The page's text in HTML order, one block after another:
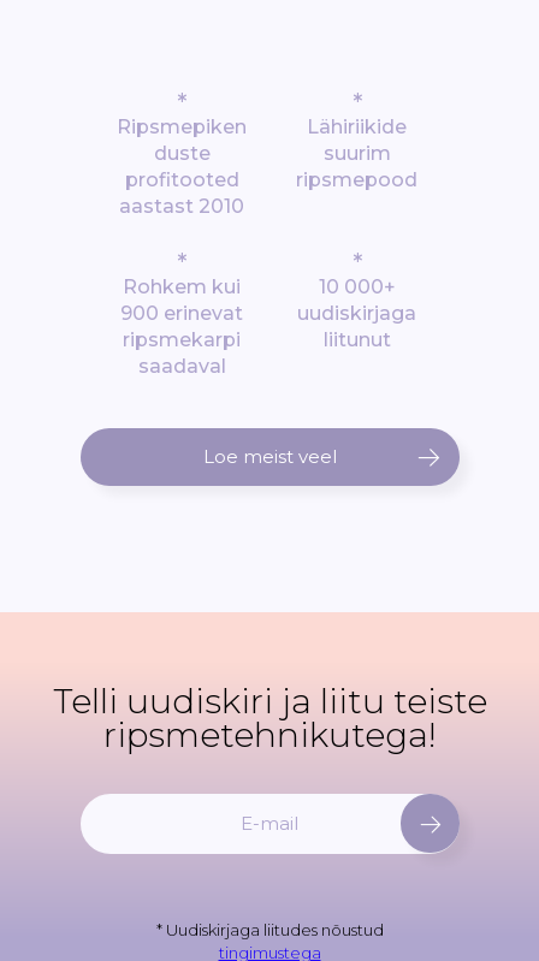
*
Ripsmepiken
duste
profitooted
aastast 2010
*
Lähiriikide
suurim
ripsmepood
*
Rohkem kui
900 erinevat
ripsmekarpi
saadaval
*
10 000+
uudiskirjaga
liitunut
Loe meist veel
Telli uudiskiri ja liitu teiste
ripsmetehnikutega!
L
i
* Uudiskirjaga liitudes nõustud
tingimustega